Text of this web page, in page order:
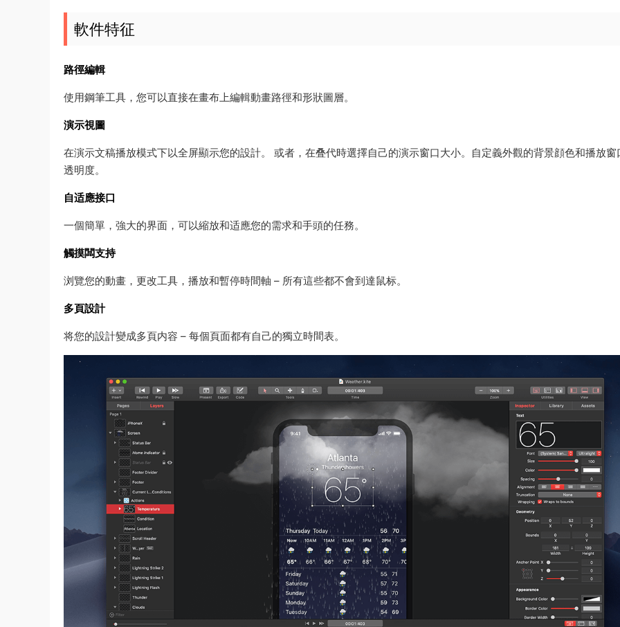
軟件特征
路徑編輯
使用鋼筆工具，您可以直接在畫布上編輯動畫路徑和形狀圖層。
演示視圖
在演示文稿播放模式下以全屏顯示您的設計。 或者，在叠代時選擇自己的演示窗口大小。自定義外觀的背景顔色和播放窗
透明度。
自适應接口
一個簡單，強大的界面，可以縮放和适應您的需求和手頭的任務。
觸摸闆支持
浏覽您的動畫，更改工具，播放和暫停時間軸 – 所有這些都不會到達鼠标。
多頁設計
将您的設計變成多頁内容 – 每個頁面都有自己的獨立時間表。